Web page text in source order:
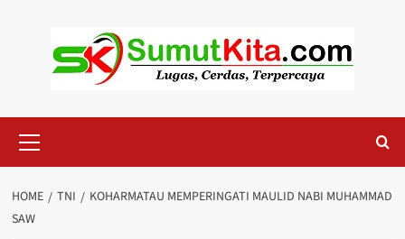
Menu
HOME TNI
KOHARMATAU MEMPERINGATI MAULID NABI MUHAMMAD
SAW